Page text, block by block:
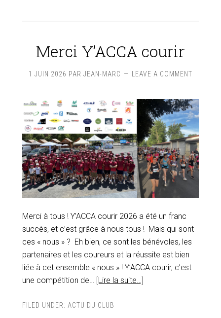
Merci Y’ACCA courir
1 JUIN 2026 PAR JEAN-MARC LEAVE A COMMENT
Merci à tous ! Y’ACCA courir 2026 a été un franc
succès, et c’est grâce à nous tous ! Mais qui sont
ces « nous » ? Eh bien, ce sont les bénévoles, les
partenaires et les coureurs et la réussite est bien
liée à cet ensemble « nous » ! Y’ACCA courir, c’est
une compétition de… [Lire la suite…]
FILED UNDER: ACTU DU CLUB